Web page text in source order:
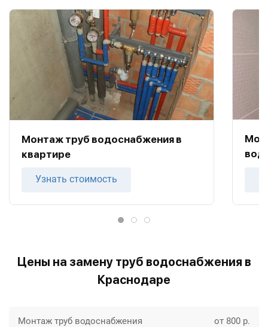
Монтаж труб водоснабжения в
квартире
Узнать стоимость
Цены на замену труб водоснабжения в
Краснодаре
Монтаж труб водоснабжения от 800 р.